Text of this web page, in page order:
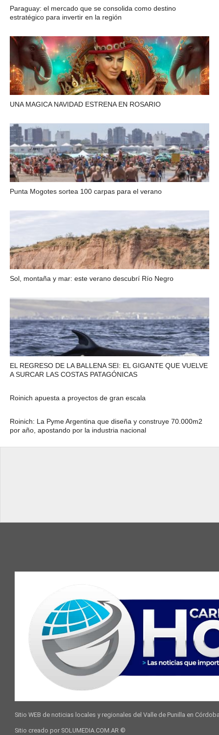
Paraguay: el mercado que se consolida como destino
estratégico para invertir en la región
UNA MAGICA NAVIDAD ESTRENA EN ROSARIO
Punta Mogotes sortea 100 carpas para el verano
Sol, montaña y mar: este verano descubrí Río Negro
EL REGRESO DE LA BALLENA SEI: EL GIGANTE QUE VUELVE
A SURCAR LAS COSTAS PATAGÓNICAS
Roinich apuesta a proyectos de gran escala
Roinich: La Pyme Argentina que diseña y construye 70.000m2
por año, apostando por la industria nacional
Sitio WEB de noticias locales y regionales del Valle de Punilla en
Sitio creado por SOLUMEDIA.COM.AR ©